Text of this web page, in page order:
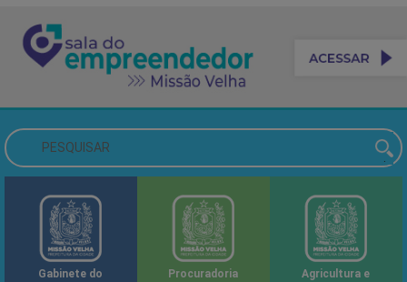
Gabinete do
Procuradoria
Agricultura e